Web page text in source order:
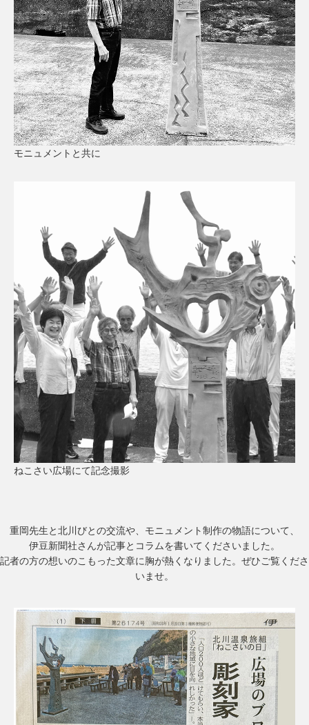
モニュメントと共に
ねこさい広場にて記念撮影
重岡先生と北川びとの交流や、モニュメント制作の物語について、
伊豆新聞社さんが記事とコラムを書いてくださいました。
記者の方の想いのこもった文章に胸が熱くなりました。ぜひご覧くださ
いませ。